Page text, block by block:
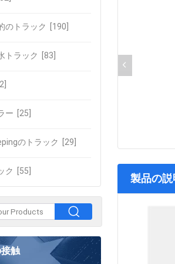
のトラック [190]
トラック [83]
ー [25]
のトラック [29]
ク [55]
触
製品の